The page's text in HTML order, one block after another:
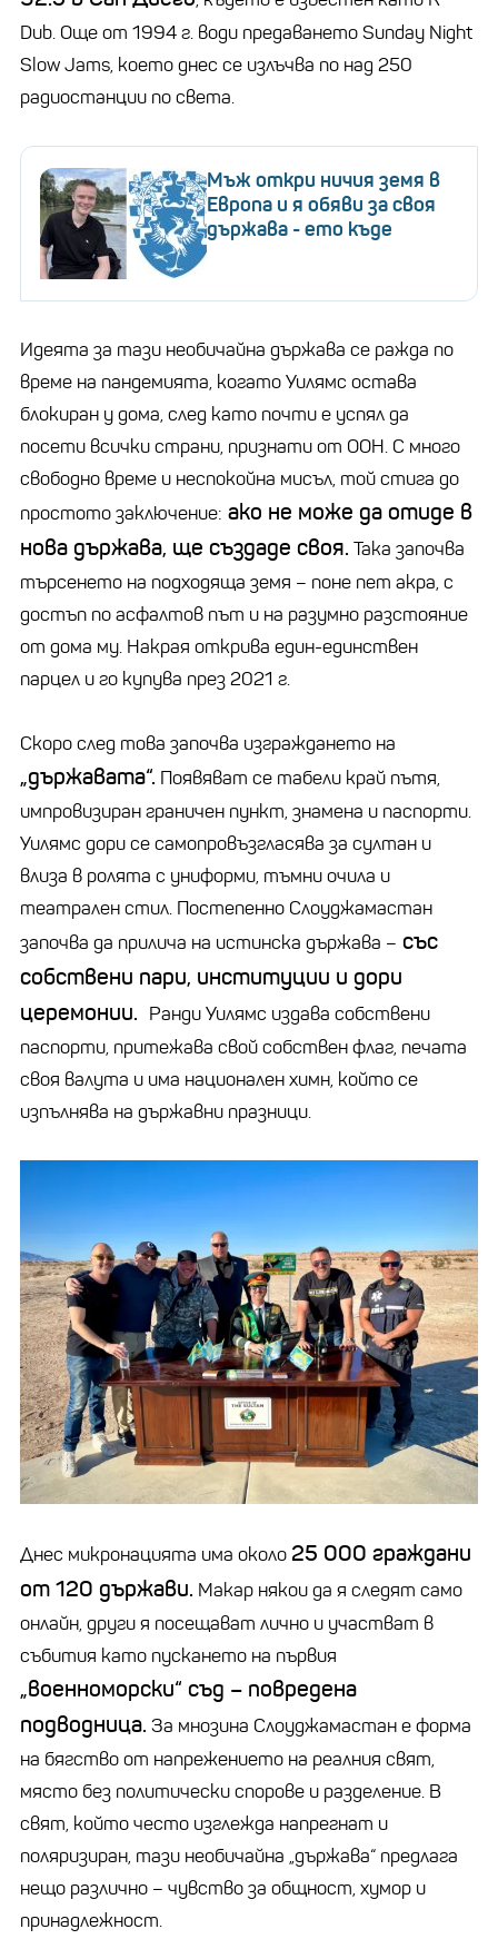
Dub. Още от 1994 г. води предаването Sunday Night
Slow Jams, което днес се излъчва по над 250
радиостанции по света.
Мъж откри ничия земя в
Европа и я обяви за своя
държава - ето къде
Идеята за тази необичайна държава се ражда по
време на пандемията, когато Уилямс остава
блокиран у дома, след като почти е успял да
посети всички страни, признати от ООН. С много
свободно време и неспокойна мисъл, той стига до
простото заключение: ако не може да отиде в
нова държава, ще създаде своя. Така започва
търсенето на подходяща земя – поне пет акра, с
достъп по асфалтов път и на разумно разстояние
от дома му. Накрая открива един-единствен
парцел и го купува през 2021 г.
Скоро след това започва изграждането на
„държавата“. Появяват се табели край пътя,
импровизиран граничен пункт, знамена и паспорти.
Уилямс дори се самопровъзгласява за султан и
влиза в ролята с униформи, тъмни очила и
театрален стил. Постепенно Слоуджамастан
започва да прилича на истинска държава – със
собствени пари, институции и дори
церемонии. Ранди Уилямс издава собствени
паспорти, притежава свой собствен флаг, печата
своя валута и има национален химн, който се
изпълнява на държавни празници.
Днес микронацията има около 25 000 граждани
от 120 държави. Макар някои да я следят само
онлайн, други я посещават лично и участват в
събития като пускането на първия
„военноморски“ съд – повредена
подводница. За мнозина Слоуджамастан е форма
на бягство от напрежението на реалния свят,
място без политически спорове и разделение. В
свят, който често изглежда напрегнат и
поляризиран, тази необичайна „държава“ предлага
нещо различно – чувство за общност, хумор и
принадлежност.